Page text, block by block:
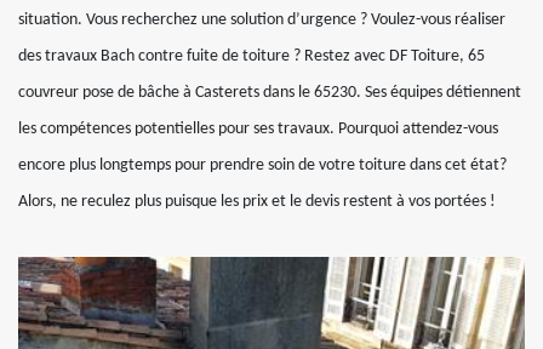
situation. Vous recherchez une solution d’urgence ? Voulez-vous réaliser
des travaux Bach contre fuite de toiture ? Restez avec DF Toiture, 65
couvreur pose de bâche à Casterets dans le 65230. Ses équipes détiennent
les compétences potentielles pour ses travaux. Pourquoi attendez-vous
encore plus longtemps pour prendre soin de votre toiture dans cet état?
Alors, ne reculez plus puisque les prix et le devis restent à vos portées !